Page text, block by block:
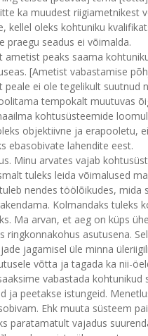
ka muudest riigiametnikest
kellel oleks kohtuniku
praegu seadus ei võimalda.
ametist peaks saama
[Ametist vabastamise
peale ei ole tegelikult
tempokalt muutuvas
kohtusüsteemide
objektiivne ja erapooletu,
ebasobivate lahendite eest.
Minu arvates vajab
tuleks leida võimalused
nendes töölõikudes,
Kolmandaks
Ma arvan, et aeg on küps
ringkonnakohus asutusena.
jagamisel üle minna
võtta ja tagada ka nii-
vabastada
ja peetakse istungeid.
Ehk muuta süsteem
paratamatult vajadus